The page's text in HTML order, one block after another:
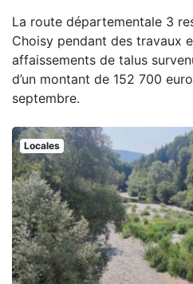
La route départementale 3
Choisy pendant des travaux
affaissements de talus
d’un montant de 152 700
septembre.
Locales